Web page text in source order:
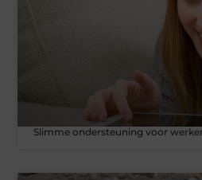
Slimme ondersteuning voor